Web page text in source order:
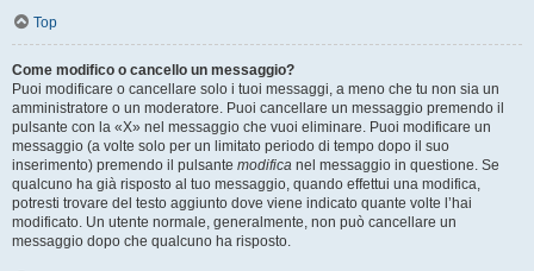
Top
Come modifico o cancello un messaggio?
Puoi modificare o cancellare solo i tuoi messaggi, a meno che tu non sia un
amministratore o un moderatore. Puoi cancellare un messaggio premendo il
pulsante con la «X» nel messaggio che vuoi eliminare. Puoi modificare un
messaggio (a volte solo per un limitato periodo di tempo dopo il suo
inserimento) premendo il pulsante modifica nel messaggio in questione. Se
qualcuno ha già risposto al tuo messaggio, quando effettui una modifica,
potresti trovare del testo aggiunto dove viene indicato quante volte l’hai
modificato. Un utente normale, generalmente, non può cancellare un
messaggio dopo che qualcuno ha risposto.